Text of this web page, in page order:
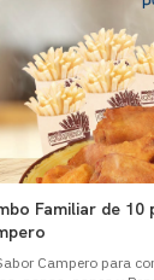
Familiar de 10
Campero para